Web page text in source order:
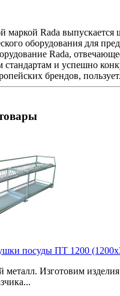
маркой Rada выпускается
оборудования для
Rada,
стандартам и успешно
брендов,
посуды ПТ 1200
Изготовим